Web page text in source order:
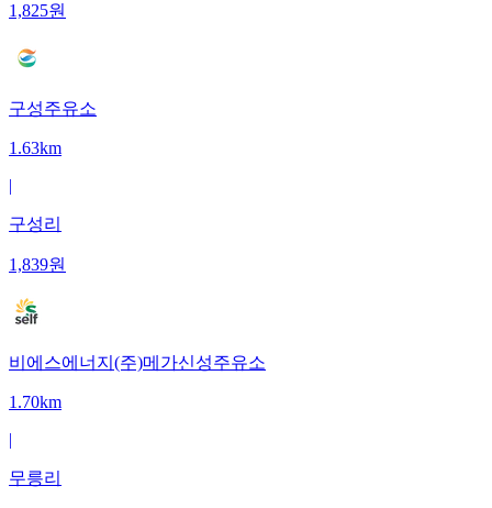
1,825원
구성주유소
1.63km
|
구성리
1,839원
비에스에너지(주)메가신성주유소
1.70km
|
무릉리